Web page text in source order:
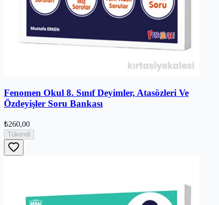
Fenomen Okul 8. Sınıf Deyimler, Atasözleri Ve
Özdeyişler Soru Bankası
₺260,00
Tükendi